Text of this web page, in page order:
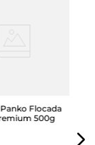
Flocada
500g